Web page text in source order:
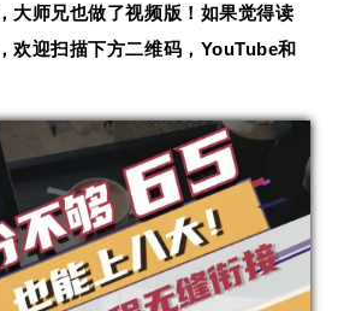
大师兄也做了视频版！如果觉得读
欢迎扫描下方二维码，YouTube和